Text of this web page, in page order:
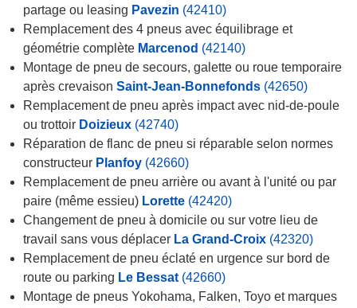
partage ou leasing Pavezin (42410)
Remplacement des 4 pneus avec équilibrage et
géométrie complète Marcenod (42140)
Montage de pneu de secours, galette ou roue temporaire
après crevaison Saint-Jean-Bonnefonds (42650)
Remplacement de pneu après impact avec nid-de-poule
ou trottoir Doizieux (42740)
Réparation de flanc de pneu si réparable selon normes
constructeur Planfoy (42660)
Remplacement de pneu arrière ou avant à l'unité ou par
paire (même essieu) Lorette (42420)
Changement de pneu à domicile ou sur votre lieu de
travail sans vous déplacer La Grand-Croix (42320)
Remplacement de pneu éclaté en urgence sur bord de
route ou parking Le Bessat (42660)
Montage de pneus Yokohama, Falken, Toyo et marques